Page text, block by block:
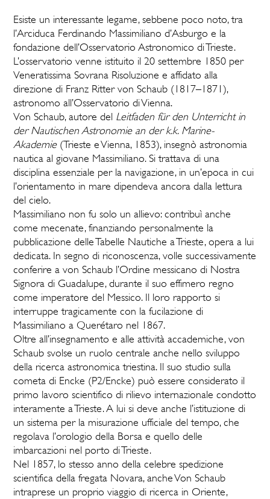
Esiste un interessante legame, sebbene poco noto, tra
l’Arciduca Ferdinando Massimiliano d’Asburgo e la
fondazione dell’Osservatorio Astronomico di Trieste.
L’osservatorio venne istituito il 20 settembre 1850 per
Veneratissima Sovrana Risoluzione e affidato alla
direzione di Franz Ritter von Schaub (1817–1871),
astronomo all’Osservatorio di Vienna.
Von Schaub, autore del Leitfaden für den Unterricht in
der Nautischen Astronomie an der k.k. Marine-
Akademie(Trieste e Vienna, 1853), insegnò astronomia
nautica al giovane Massimiliano. Si trattava di una
disciplina essenziale per la navigazione, in un’epoca in cui
l’orientamento in mare dipendeva ancora dalla lettura
del cielo.
Massimiliano non fu solo un allievo: contribuì anche
come mecenate, finanziando personalmente la
pubblicazione delle Tabelle Nautiche a Trieste, opera a lui
dedicata. In segno di riconoscenza, volle successivamente
conferire a von Schaub l’Ordine messicano di Nostra
Signora di Guadalupe, durante il suo effimero regno
come imperatore del Messico. Il loro rapporto si
interruppe tragicamente con la fucilazione di
Massimiliano a Querétaro nel 1867.
Oltre all’insegnamento e alle attività accademiche, von
Schaub svolse un ruolo centrale anche nello sviluppo
della ricerca astronomica triestina. Il suo studio sulla
cometa di Encke (P2/Encke) può essere considerato il
primo lavoro scientifico di rilievo internazionale condotto
interamente a Trieste. A lui si deve anche l’istituzione di
un sistema per la misurazione ufficiale del tempo, che
regolava l’orologio della Borsa e quello delle
imbarcazioni nel porto di Trieste.
Nel 1857, lo stesso anno della celebre spedizione
scientifica della fregata Novara, anche Von Schaub
intraprese un proprio viaggio di ricerca in Oriente,